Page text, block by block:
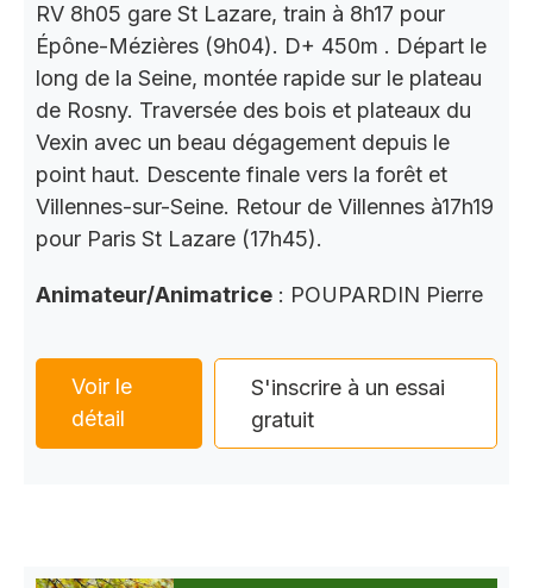
RV 8h05 gare St Lazare, train à 8h17 pour
Épône-Mézières (9h04). D+ 450m . Départ le
long de la Seine, montée rapide sur le plateau
de Rosny. Traversée des bois et plateaux du
Vexin avec un beau dégagement depuis le
point haut. Descente finale vers la forêt et
Villennes-sur-Seine. Retour de Villennes à17h19
pour Paris St Lazare (17h45).
Animateur/Animatrice : POUPARDIN Pierre
Voir le
détail
S'inscrire à un essai
gratuit